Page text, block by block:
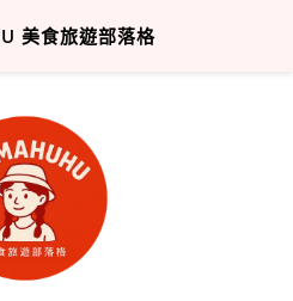
美食旅遊部落格